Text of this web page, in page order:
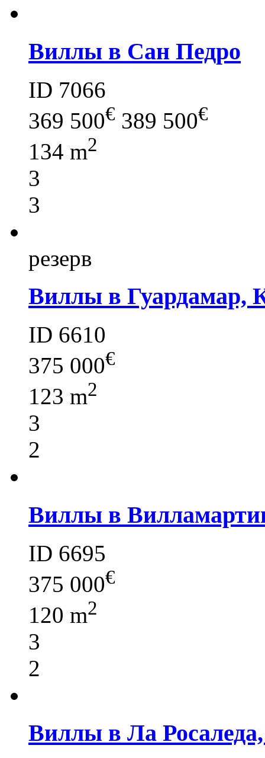
Виллы в Сан Педро
ID 7066
369 500€ 389 500€
134 m2
3
3
резерв
Виллы в Гуардамар,
ID 6610
375 000€
123 m2
3
2
Виллы в
ID 6695
375 000€
120 m2
3
2
Виллы в Ла